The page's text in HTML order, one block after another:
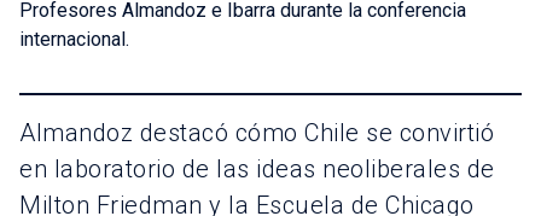
Profesores Almandoz e Ibarra durante la conferencia
internacional.
Almandoz destacó cómo Chile se convirtió
en laboratorio de las ideas neoliberales de
Milton Friedman y la Escuela de Chicago